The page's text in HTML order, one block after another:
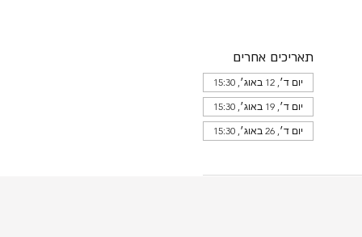
תאריכים אחרים
יום ד׳, 12 באוג׳, 15:30
יום ד׳, 19 באוג׳, 15:30
יום ד׳, 26 באוג׳, 15:30